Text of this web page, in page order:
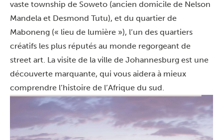
vaste township de Soweto (ancien domicile de Nelson
Mandela et Desmond Tutu), et du quartier de
Maboneng (« lieu de lumière »), l’un des quartiers
créatifs les plus réputés au monde regorgeant de
street art. La visite de la ville de Johannesburg est une
découverte marquante, qui vous aidera à mieux
comprendre l’histoire de l’Afrique du sud.